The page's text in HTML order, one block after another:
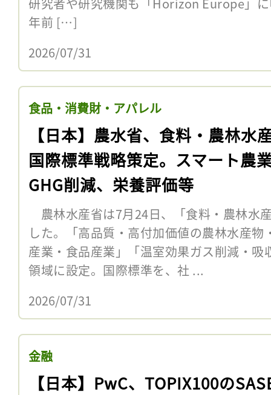
年前 […]
2026/07/31
食品・消費財・アパレル
【日本】農水省、食料・農林水
国際標準戦略策定。スマート農
GHG削減、栄養評価等
農林水産省は7月24日、「食料・農林水
した。「高品質・高付加価値の農林水産
産業・食品産業」「温室効果ガス削減・
領域に設定。国際標準を、社 ...
2026/07/31
金融
【日本】PwC、TOPIX100の